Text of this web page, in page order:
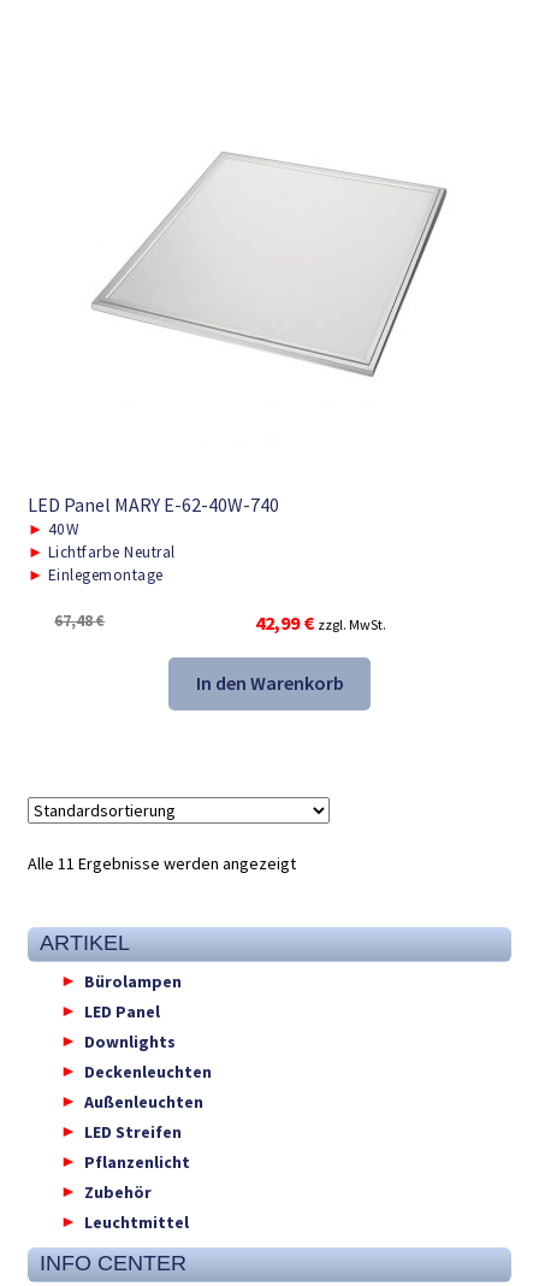
LED Panel MARY E-62-40W-740
► 40W
► Lichtfarbe Neutral
► Einlegemontage
67,48€
Ursprünglicher
war:
67,48 €
42,99€Aktueller
ist:
42,99 €.
zzgl. MwSt.
In den Warenkorb
Alle 11 Ergebnisse werden angezeigt
ARTIKEL
Bürolampen
LED Panel
Downlights
Deckenleuchten
Außenleuchten
LED Streifen
Pflanzenlicht
Zubehör
Leuchtmittel
INFO CENTER